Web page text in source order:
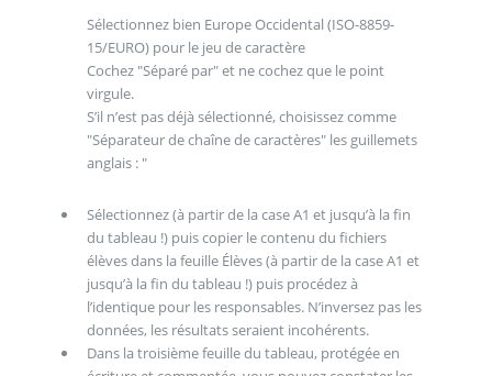
Sélectionnez bien Europe Occidental (ISO-8859-
15/EURO) pour le jeu de caractère
Cochez "Séparé par" et ne cochez que le point
virgule.
S’il n’est pas déjà sélectionné, choisissez comme
"Séparateur de chaîne de caractères" les guillemets
anglais : "
Sélectionnez (à partir de la case A1 et jusqu’à la fin
du tableau !) puis copier le contenu du fichiers
élèves dans la feuille Élèves (à partir de la case A1 et
jusqu’à la fin du tableau !) puis procédez à
l’identique pour les responsables. N’inversez pas les
données, les résultats seraient incohérents.
Dans la troisième feuille du tableau, protégée en